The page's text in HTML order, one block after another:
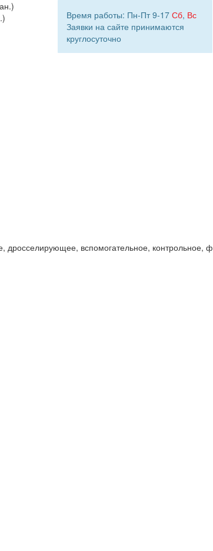
Время работы: Пн-Пт 9-17 Сб, Вс
Заявки на сайте принимаются
круглосуточно
вспомогательное, контрольное,